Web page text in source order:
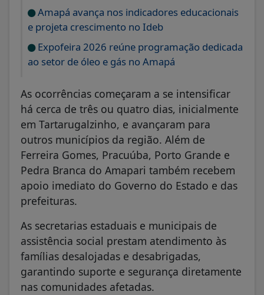
Amapá avança nos indicadores educacionais
e projeta crescimento no Ideb
Expofeira 2026 reúne programação dedicada
ao setor de óleo e gás no Amapá
As ocorrências começaram a se intensificar
há cerca de três ou quatro dias, inicialmente
em Tartarugalzinho, e avançaram para
outros municípios da região. Além de
Ferreira Gomes, Pracuúba, Porto Grande e
Pedra Branca do Amapari também recebem
apoio imediato do Governo do Estado e das
prefeituras.
As secretarias estaduais e municipais de
assistência social prestam atendimento às
famílias desalojadas e desabrigadas,
garantindo suporte e segurança diretamente
nas comunidades afetadas.